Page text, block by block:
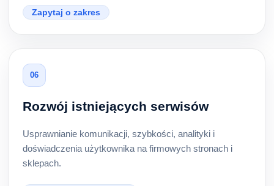
Zapytaj o zakres
06
Rozwój istniejących serwisów
Usprawnianie komunikacji, szybkości, analityki i
doświadczenia użytkownika na firmowych stronach i
sklepach.